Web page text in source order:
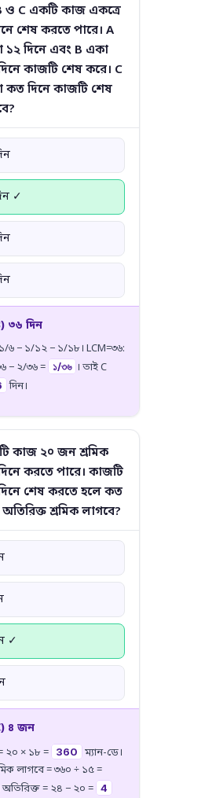
ও C একটি কাজ একত্রে
শেষ করতে পারে। A
১২ দিনে এবং B একা
কাজটি শেষ করে। C
কত দিনে কাজটি শেষ
✓
৩৬ দিন
৬ − ১/১২ − ১/১৮। LCM=৩৬:
− ২/৩৬ =
১/৩৬ । তাই C
দিন।
কাজ ২০ জন শ্রমিক
করতে পারে। কাজটি
শেষ করতে হলে কত
শ্রমিক লাগবে?
✓
৪ জন
২০ × ১৮ = 360
ম্যান-ডে।
লাগবে = ৩৬০ ÷ ১৫ =
= ২৪ − ২০ = 4